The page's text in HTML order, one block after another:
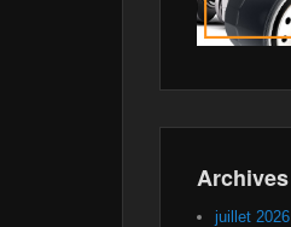
Archives
juillet 2026